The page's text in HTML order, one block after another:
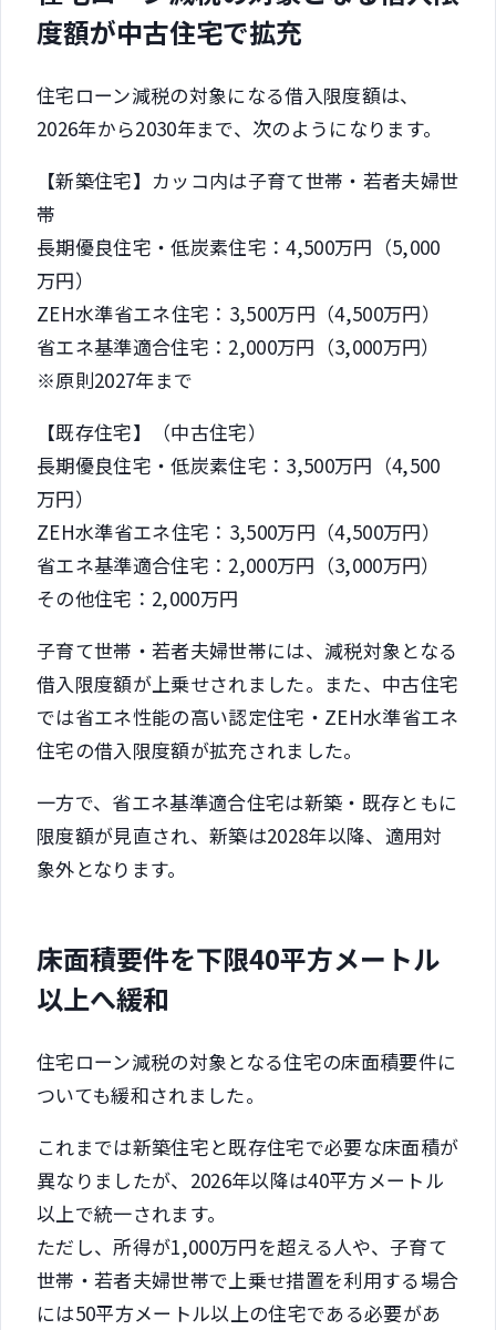
度額が中古住宅で拡充
住宅ローン減税の対象になる借入限度額は、
2026年から2030年まで、次のようになります。
【新築住宅】カッコ内は子育て世帯・若者夫婦世
帯
長期優良住宅・低炭素住宅：4,500万円（5,000
万円）
ZEH水準省エネ住宅：3,500万円（4,500万円）
省エネ基準適合住宅：2,000万円（3,000万円）
※原則2027年まで
【既存住宅】（中古住宅）
長期優良住宅・低炭素住宅：3,500万円（4,500
万円）
ZEH水準省エネ住宅：3,500万円（4,500万円）
省エネ基準適合住宅：2,000万円（3,000万円）
その他住宅：2,000万円
子育て世帯・若者夫婦世帯には、減税対象となる
借入限度額が上乗せされました。また、中古住宅
では省エネ性能の高い認定住宅・ZEH水準省エネ
住宅の借入限度額が拡充されました。
一方で、省エネ基準適合住宅は新築・既存ともに
限度額が見直され、新築は2028年以降、適用対
象外となります。
床面積要件を下限40平方メートル
以上へ緩和
住宅ローン減税の対象となる住宅の床面積要件に
ついても緩和されました。
これまでは新築住宅と既存住宅で必要な床面積が
異なりましたが、2026年以降は40平方メートル
以上で統一されます。
ただし、所得が1,000万円を超える人や、子育て
世帯・若者夫婦世帯で上乗せ措置を利用する場合
には50平方メートル以上の住宅である必要があ